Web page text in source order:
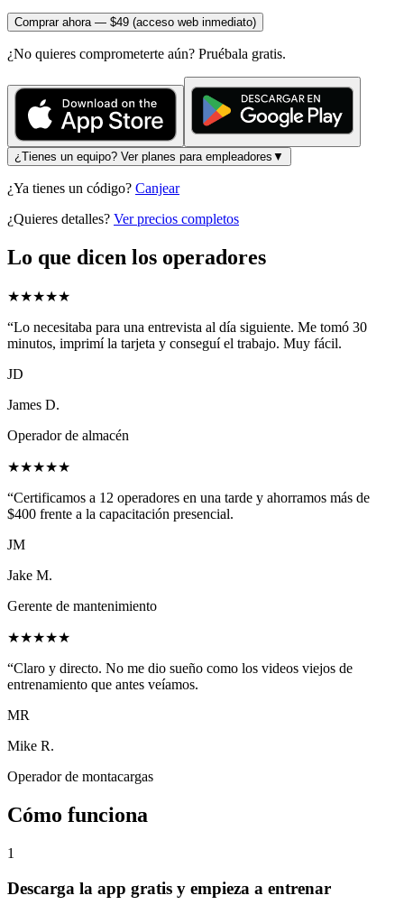
Comprar ahora — $49 (acceso web inmediato)
¿No quieres comprometerte aún? Pruébala gratis.
¿Tienes un equipo? Ver planes para empleadores ▼
¿Ya tienes un código? Canjear
¿Quieres detalles? Ver precios completos
Lo que dicen los operadores
★★★★★
“Lo necesitaba para una entrevista al día siguiente. Me tomó 30
minutos, imprimí la tarjeta y conseguí el trabajo. Muy fácil.
JD
James D.
Operador de almacén
★★★★★
“Certificamos a 12 operadores en una tarde y ahorramos más de
$400 frente a la capacitación presencial.
JM
Jake M.
Gerente de mantenimiento
★★★★★
“Claro y directo. No me dio sueño como los videos viejos de
entrenamiento que antes veíamos.
MR
Mike R.
Operador de montacargas
Cómo funciona
1
Descarga la app gratis y empieza a entrenar